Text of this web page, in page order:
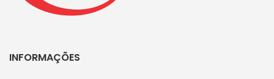
INFORMAÇÕES